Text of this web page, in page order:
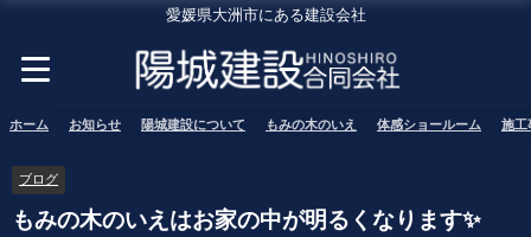
愛媛県大洲市にある建設会社
ホーム お知らせ 陽城建設について もみの木のいえ 体感ショールーム 施工
ブログ
もみの木のいえはお家の中が明るくなります✨